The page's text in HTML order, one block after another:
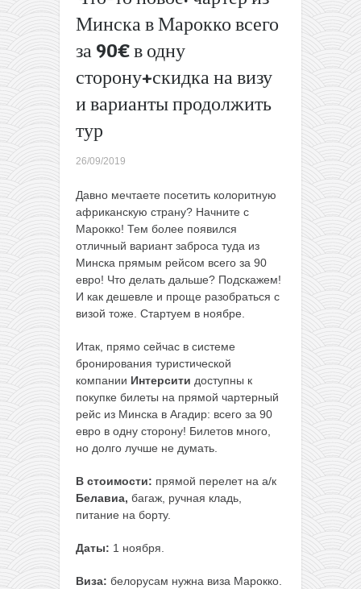
Минска в Марокко всего
за 90€ в одну
сторону+скидка на визу
и варианты продолжить
тур
26/09/2019
Давно мечтаете посетить колоритную
африканскую страну? Начните с
Марокко! Тем более появился
отличный вариант заброса туда из
Минска прямым рейсом всего за 90
евро! Что делать дальше? Подскажем!
И как дешевле и проще разобраться с
визой тоже. Стартуем в ноябре.
Итак, прямо сейчас в системе
бронирования туристической
компании Интерсити доступны к
покупке билеты на прямой чартерный
рейс из Минска в Агадир: всего за 90
евро в одну сторону! Билетов много,
но долго лучше не думать.
В стоимости: прямой перелет на а/к
Белавиа, багаж, ручная кладь,
питание на борту.
Даты: 1 ноября.
Виза: белорусам нужна виза Марокко.
ночей
человека.